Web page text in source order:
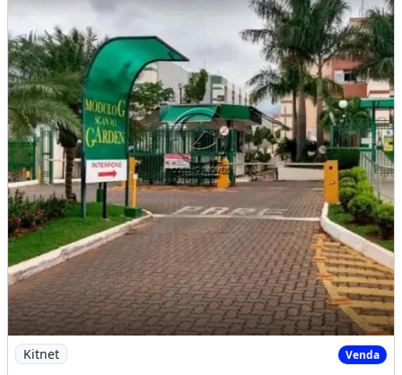
Imagem: Excelente Kit com Vaga de Garagem e Ar
Kitnet Venda